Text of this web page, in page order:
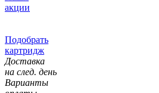
акции
Подобрать
картридж
Доставка
на след. день
Варианты